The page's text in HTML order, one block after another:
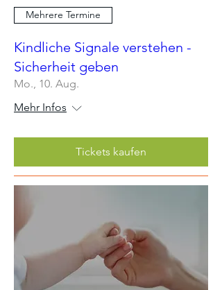
Mehrere Termine
Kindliche Signale verstehen -
Sicherheit geben
Mo., 10. Aug.
Mehr Infos
Tickets kaufen